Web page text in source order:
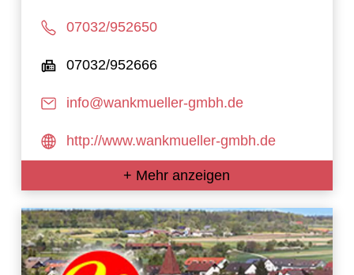
07032/952650
07032/952666
info@wankmueller-gmbh.de
http://www.wankmueller-gmbh.de
+ Mehr anzeigen